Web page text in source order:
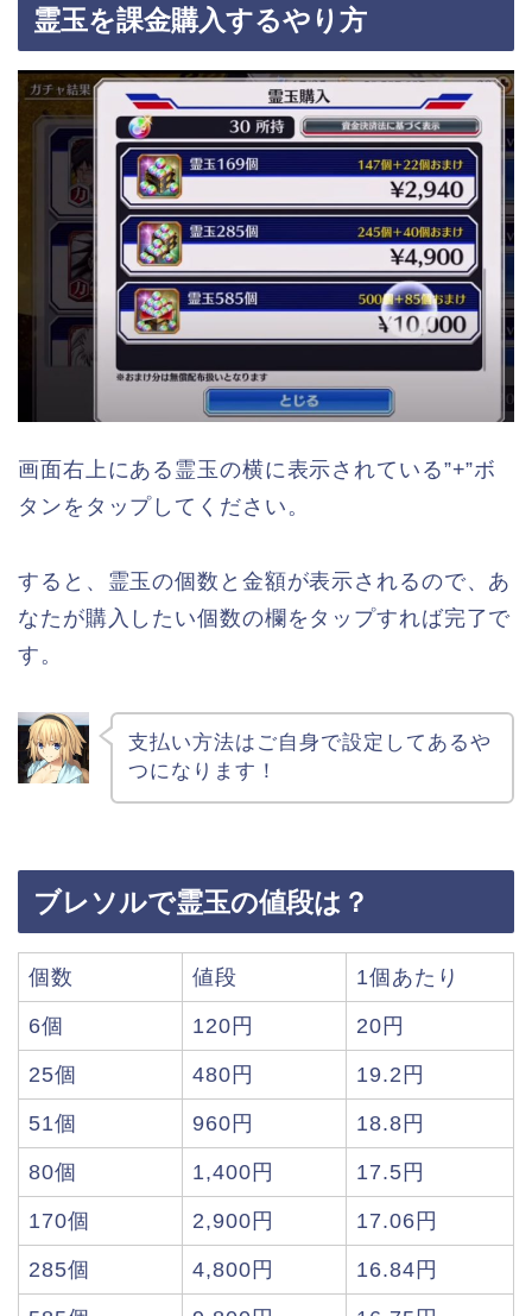
霊玉を課金購入するやり方
画面右上にある霊玉の横に表示されている”+”ボ
タンをタップしてください。
すると、霊玉の個数と金額が表示されるので、あ
なたが購入したい個数の欄をタップすれば完了で
す。
支払い方法はご自身で設定してあるや
つになります！
ブレソルで霊玉の値段は？
個数 値段 1個あたり
6個 120円 20円
25個 480円 19.2円
51個 960円 18.8円
80個 1,400円 17.5円
170個 2,900円 17.06円
285個 4,800円 16.84円